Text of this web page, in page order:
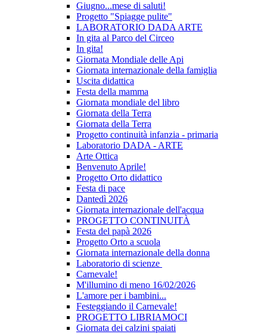
Giugno...mese di saluti!
Progetto "Spiagge pulite"
LABORATORIO DADA ARTE
In gita al Parco del Circeo
In gita!
Giornata Mondiale delle Api
Giornata internazionale della famiglia
Uscita didattica
Festa della mamma
Giornata mondiale del libro
Giornata della Terra
Giornata della Terra
Progetto continuità infanzia - primaria
Laboratorio DADA - ARTE
Arte Ottica
Benvenuto Aprile!
Progetto Orto didattico
Festa di pace
Dantedì 2026
Giornata internazionale dell'acqua
PROGETTO CONTINUITÀ
Festa del papà 2026
Progetto Orto a scuola
Giornata internazionale della donna
Laboratorio di scienze
Carnevale!
M'illumino di meno 16/02/2026
L'amore per i bambini...
Festeggiando il Carnevale!
PROGETTO LIBRIAMOCI
Giornata dei calzini spaiati